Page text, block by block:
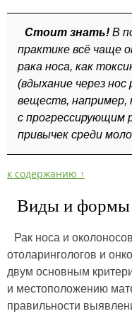
Стоит знать! В
практике всё чаще
рака носа, как
(вдыхание через нос
веществ, например,
с прогрессирующим
привычек среди
к содержанию ↑
Виды и формы
Рак носа и
отоларингологов и
двум основным
и местоположению
правильности